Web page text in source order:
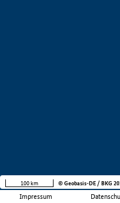
Impressum
100 km © Geobasis-DE / BKG